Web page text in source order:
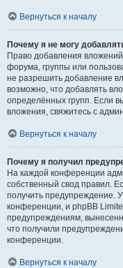
Вернуться к началу
Почему я не могу
Право добавления
форума, группы или
не разрешить добавление
возможно, что добавлять
определённых групп. Если
вложения, свяжитесь с
Вернуться к началу
Почему я получил
На каждой конференции
собственный свод правил.
получить предупреждение.
конференции, и phpBB
предупреждениям,
что получили
конференции.
Вернуться к началу